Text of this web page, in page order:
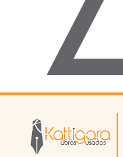
Librería Kattigara